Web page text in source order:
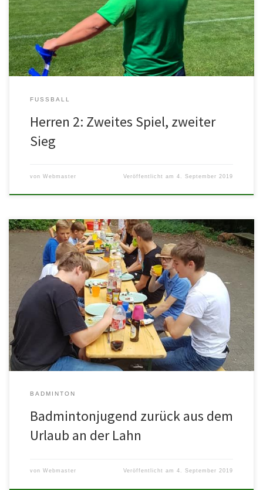
Saisonspiel hat die Garde um Trainer Martin Tyrala das […]
FUSSBALL
Herren 2: Zweites Spiel, zweiter
Sieg
von Webmaster Veröffentlicht am4. September 2019
Gemeinsam mit dem TSV Speyer ging es insgesamt für elf Kinder
und drei Betreuer nach Nesselbrunn nahe Marburg an der […]
BADMINTON
Badmintonjugend zurück aus dem
Urlaub an der Lahn
von Webmaster Veröffentlicht am4. September 2019